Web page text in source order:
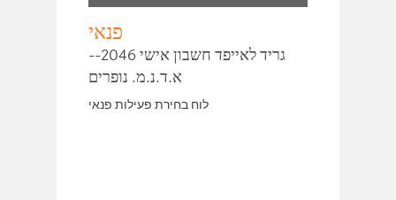
פנאי
גריד לאייפד חשבון אישי 2046--
א.ד.נ.מ. נופרים
לוח בחירת פעילות פנאי